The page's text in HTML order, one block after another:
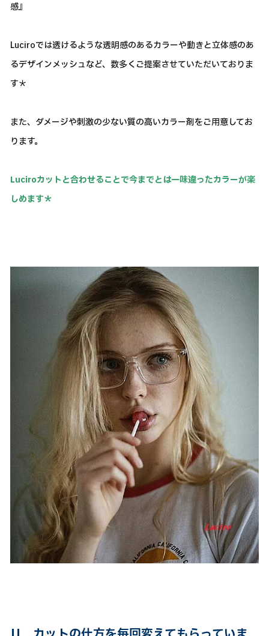
感』
Luciroでは透けるような透明感のあるカラーや動きと立体感のあ
るデザインメッシュなど、数多くご提案させていただいておりま
す＊
また、ダメージや刺激の少ない質の高いカラー剤をご用意してお
ります。
Luciroカットと合わせることで今までとは一味違ったカラーが楽
しめます＊